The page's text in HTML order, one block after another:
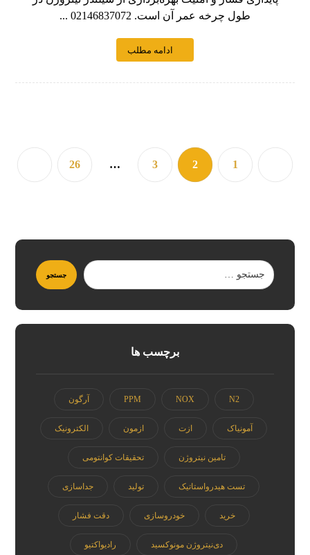
طول چرخه عمر آن است. 02146837072 ...
ادامه مطلب
1
2
3
…
26
برچسب ها
N2
NOX
PPM آرگون
آمونیاک ازت ازمون الکترونیک
تامین نیتروژن تحقیقات کوانتومی
تست هیدرواستاتیک تولید جداسازی
خرید خودروسازی دقت فشار
دی‌نیتروژن مونوکسید رادیواکتیو